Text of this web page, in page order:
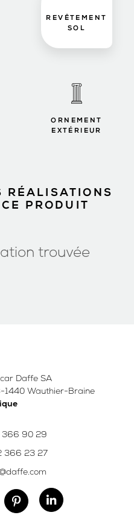
REVÊTEMENT
SOL
ORNEMENT
EXTÉRIEUR
RÉALISATIONS
PRODUIT
trouvée
Daffe SA
1440 Wauthier-Braine
366 90 29
366 23 27